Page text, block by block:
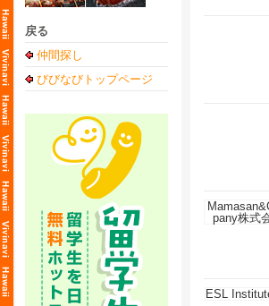
戻る
仲間探し
びびなびトップページ